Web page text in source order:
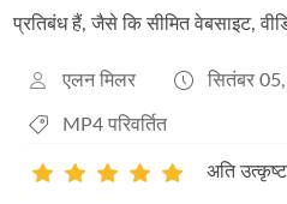
प्रतिबंध हैं, जैसे कि सीमित वेबसाइट,
एलन मिलर सितंबर
MP4 परिवर्तित
अति उत्कृष्ट